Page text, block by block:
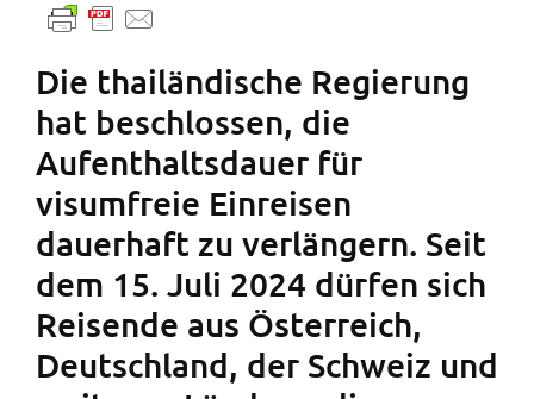
Die thailändische Regierung
hat beschlossen, die
Aufenthaltsdauer für
visumfreie Einreisen
dauerhaft zu verlängern. Seit
dem 15. Juli 2024 dürfen sich
Reisende aus Österreich,
Deutschland, der Schweiz und